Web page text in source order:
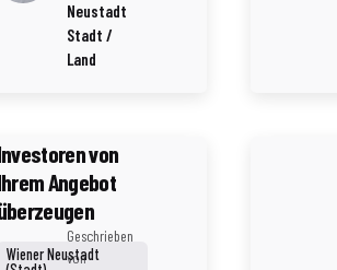
Neustadt
Stadt /
Land
Geschrieben
von
Minuten Lesezeit
von
Angebot
Wiener Neustadt